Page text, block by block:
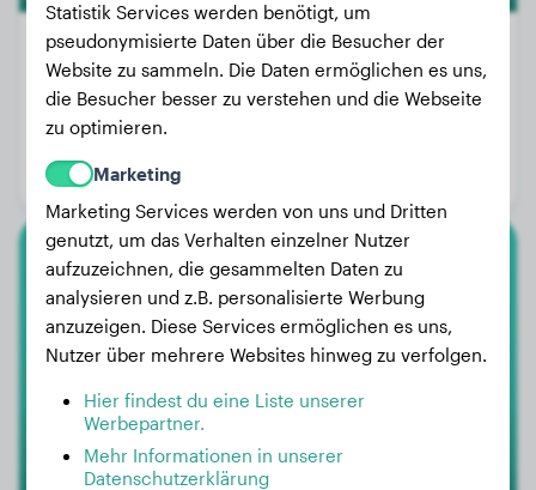
Gewicht:
46 kg
Alter:
Geschlecht:
Eurasier
Venum
Statistik Services werden benötigt, um
pseudonymisierte Daten über die Besucher der
Website zu sammeln. Die Daten ermöglichen es uns,
die Besucher besser zu verstehen und die Webseite
zu optimieren.
Marketing
Marketing Services werden von uns und Dritten
genutzt, um das Verhalten einzelner Nutzer
aufzuzeichnen, die gesammelten Daten zu
analysieren und z.B. personalisierte Werbung
anzuzeigen. Diese Services ermöglichen es uns,
Nutzer über mehrere Websites hinweg zu verfolgen.
Hier findest du eine Liste unserer
Werbepartner.
Mehr Informationen in unserer
Datenschutzerklärung